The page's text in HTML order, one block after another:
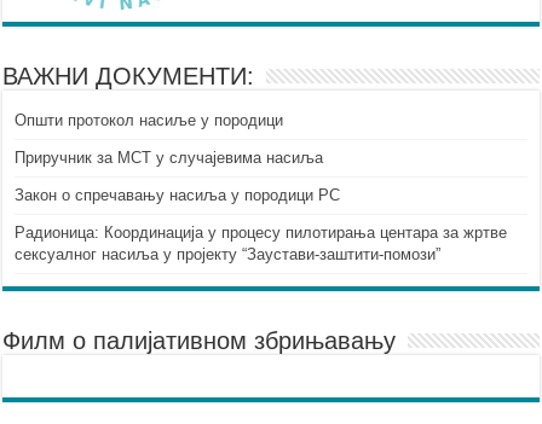
ВАЖНИ ДОКУМЕНТИ:
Општи протокол насиље у породици
Приручник за МСТ у случајевима насиља
Закон о спречавању насиља у породици РС
Радионица: Координација у процесу пилотирања центара за жртве
сексуалног насиља у пројекту “Заустави-заштити-помози”
Филм о палијативном збрињавању